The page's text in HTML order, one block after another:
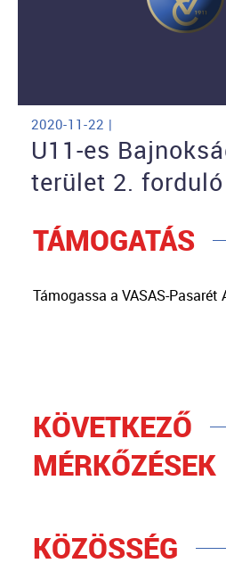
2020-11-22 |
U11-es
terület 2. forduló
TÁMOGATÁS
Támogassa a VASAS-Pasarét
KÖVETKEZŐ
MÉRKŐZÉSEK
KÖZÖSSÉG